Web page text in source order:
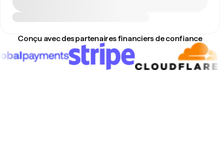
Conçu avec des partenaires financiers de confiance